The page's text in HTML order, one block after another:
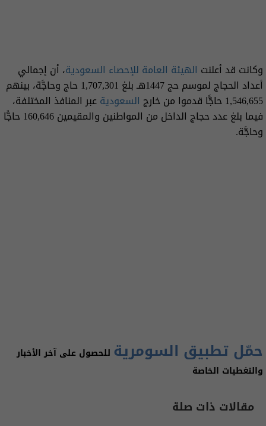
وكانت قد أعلنت الهيئة العامة للإحصاء السعودية، أن إجمالي
أعداد الحجاج لموسم حج 1447هـ بلغ 1,707,301 حاج وحاجَّة، بينهم
1,546,655 حاجًّا قدموا من خارج
السعوديةعبر المنافذ المختلفة،
فيما بلغ عدد حجاج الداخل من المواطنين والمقيمين 160,646 حاجًّا
وحاجَّة.
حمّل تطبيق السومرية للحصول على آخر الأخبار
والتغطيات الخاصة
مقالات ذات صلة